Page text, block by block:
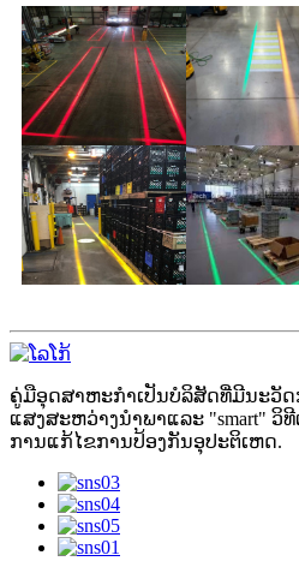
ຄູ່ມືອຸດສາຫະກໍາເປັນບໍລິສັດທີ່ມີນະວັ
ແສງສະຫວ່າງນໍາພາແລະ "smart"
ການແກ້ໄຂການປ້ອງກັນອຸປະຕິເຫດ.